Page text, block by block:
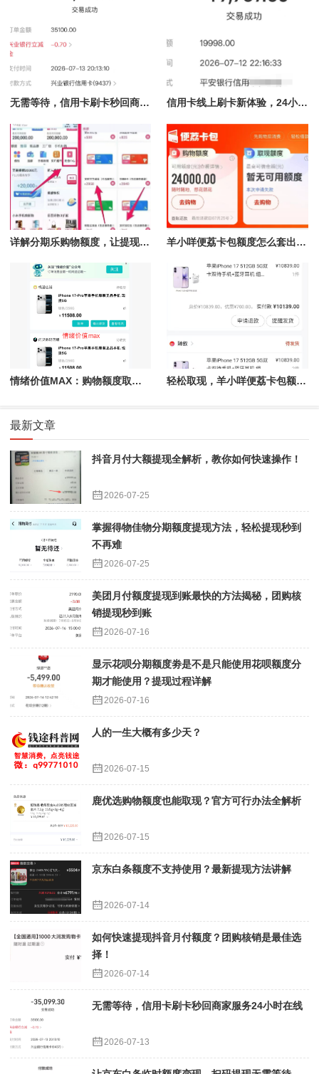
无需等待，信用卡刷卡秒回商家服务24小时在线 信用卡线上刷卡新体验，24小时在线随时结算的魅力揭秘
详解分期乐购物额度，让提现变得如此简单！ 羊小咩便荔卡包额度怎么套出来的,推荐全新取现秒到的操作方法
情绪价值MAX：购物额度取现秒到账，享受无忧消费体验 轻松取现，羊小咩便荔卡包额度秒到账的攻略
最新文章
抖音月付大额提现全解析，教你如何快速操作！
2026-07-25
掌握得物佳物分期额度提现方法，轻松提现秒到
不再难
2026-07-25
美团月付额度提现到账最快的方法揭秘，团购核
销提现秒到账
2026-07-16
显示花呗分期额度劵是不是只能使用花呗额度分
期才能使用？提现过程详解
2026-07-16
人的一生大概有多少天？
2026-07-15
鹿优选购物额度也能取现？官方可行办法全解析
2026-07-15
京东白条额度不支持使用？最新提现方法讲解
2026-07-14
如何快速提现抖音月付额度？团购核销是最佳选
择！
2026-07-14
无需等待，信用卡刷卡秒回商家服务24小时在线
2026-07-13